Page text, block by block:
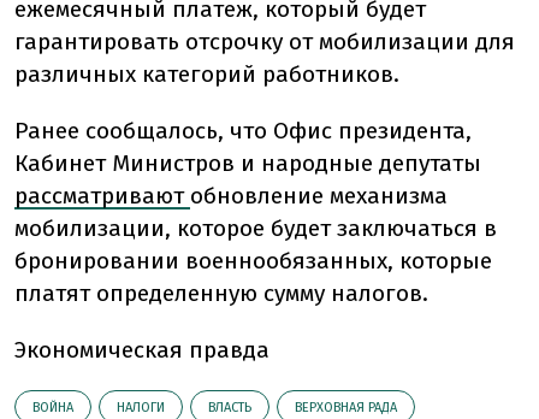
ежемесячный платеж, который будет
гарантировать отсрочку от мобилизации для
различных категорий работников.
Ранее сообщалось, что Офис президента,
Кабинет Министров и народные депутаты
рассматривают обновление механизма
мобилизации, которое будет заключаться в
бронировании военнообязанных, которые
платят определенную сумму налогов.
Экономическая правда
ВОЙНА НАЛОГИ ВЛАСТЬ ВЕРХОВНАЯ РАДА